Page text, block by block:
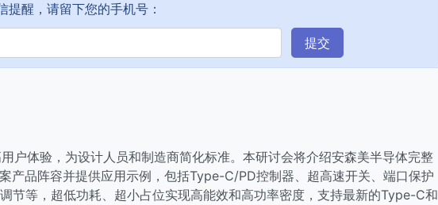
提醒，请留下您的手机号：
提交
户体验，为设计人员和制造商简化标准。本研讨会将介绍安森美半导体完整
产品阵容并提供应用示例，包括Type-C/PD控制器、超高速开关、端口保护
节等，超低功耗、超小占位实现高能效和高功率密度，支持最新的Type-C和